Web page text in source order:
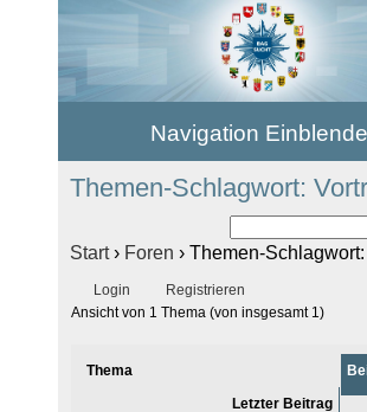
Navigation
Themen-Schlagwort:
Start › Foren › Themen-
Login
Registrieren
Ansicht von 1 Thema (von insgesamt 1)
Thema
Letzter Beitrag